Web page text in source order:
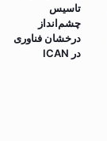
تاسیس
چشم‌انداز
درخشان فناوری
در ICAN